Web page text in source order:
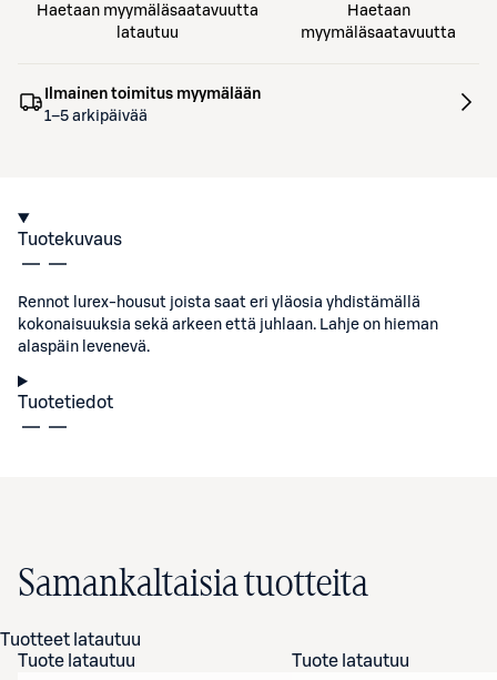
Haetaan myymäläsaatavuutta
latautuu
Haetaan
myymäläsaatavuutta
Ilmainen toimitus myymälään
1–5 arkipäivää
Tuotekuvaus
Rennot lurex-housut joista saat eri yläosia yhdistämällä
kokonaisuuksia sekä arkeen että juhlaan. Lahje on hieman
alaspäin levenevä.
Tuotetiedot
Samankaltaisia tuotteita
Tuotteet latautuu
Tuote latautuu
Tuote latautuu